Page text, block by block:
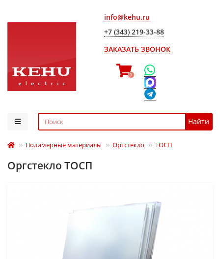
info@kehu.ru
+7 (343) 219-33-88
ЗАКАЗАТЬ ЗВОНОК
0
Найти
Полимерные материалы Оргстекло ТОСП
Оргстекло ТОСП